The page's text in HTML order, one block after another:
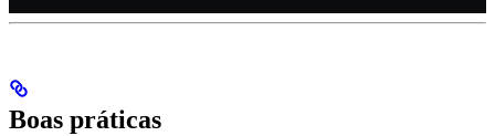
Boas práticas